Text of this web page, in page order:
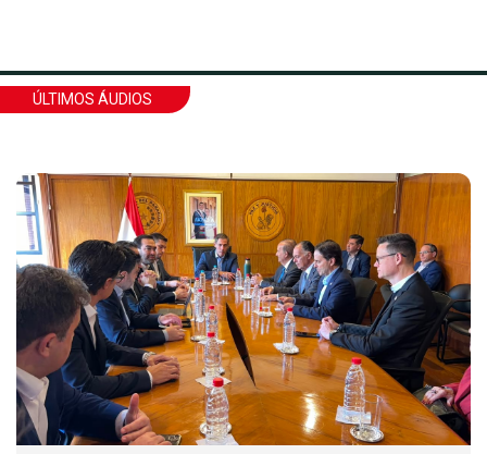
ÚLTIMOS ÁUDIOS